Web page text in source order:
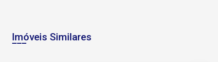
Imóveis Similares